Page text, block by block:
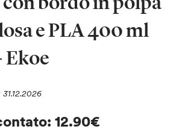
e PLA 400 ml
Ekoe
12.90€